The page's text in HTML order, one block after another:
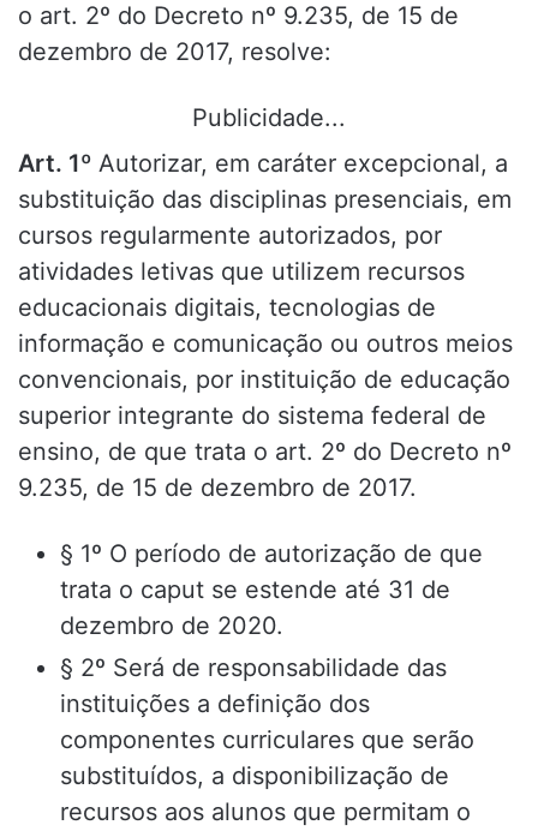
o art. 2º do Decreto nº 9.235, de 15 de
dezembro de 2017, resolve:
Publicidade...
Art. 1º Autorizar, em caráter excepcional, a
substituição das disciplinas presenciais, em
cursos regularmente autorizados, por
atividades letivas que utilizem recursos
educacionais digitais, tecnologias de
informação e comunicação ou outros meios
convencionais, por instituição de educação
superior integrante do sistema federal de
ensino, de que trata o art. 2º do Decreto nº
9.235, de 15 de dezembro de 2017.
§ 1º O período de autorização de que
trata o caput se estende até 31 de
dezembro de 2020.
§ 2º Será de responsabilidade das
instituições a definição dos
componentes curriculares que serão
substituídos, a disponibilização de
recursos aos alunos que permitam o